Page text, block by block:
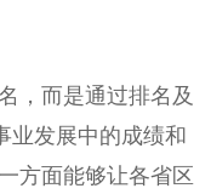
而是通过排名及
业发展中的成绩和
方面能够让各省区